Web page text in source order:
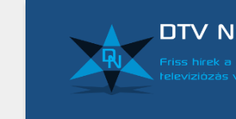
tartalomra